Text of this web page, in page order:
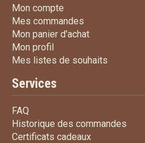
Mon compte
Mes commandes
Mon panier d'achatMon panier
Mon profil
Mes listes de souhaits
Services
FAQ
Historique des commandes
Certificats cadeauxCertificats